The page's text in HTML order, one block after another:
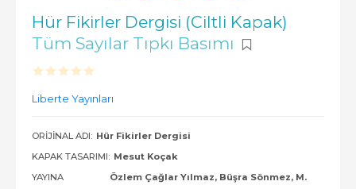
Hür Fikirler Dergisi (Ciltli Kapak)
Tüm Sayılar Tıpkı Basımı
Liberte Yayınları
ORIJINAL ADI: Hür Fikirler Dergisi
KAPAK TASARIMI: Mesut Koçak
YAYINA
Özlem Çağlar Yılmaz, Büşra Sönmez, M.